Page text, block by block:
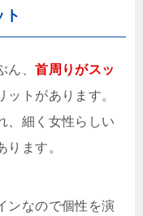
ト
ん、首周りがスッ
ットがあります。
、細く女性らしい
ます。
ンなので個性を演